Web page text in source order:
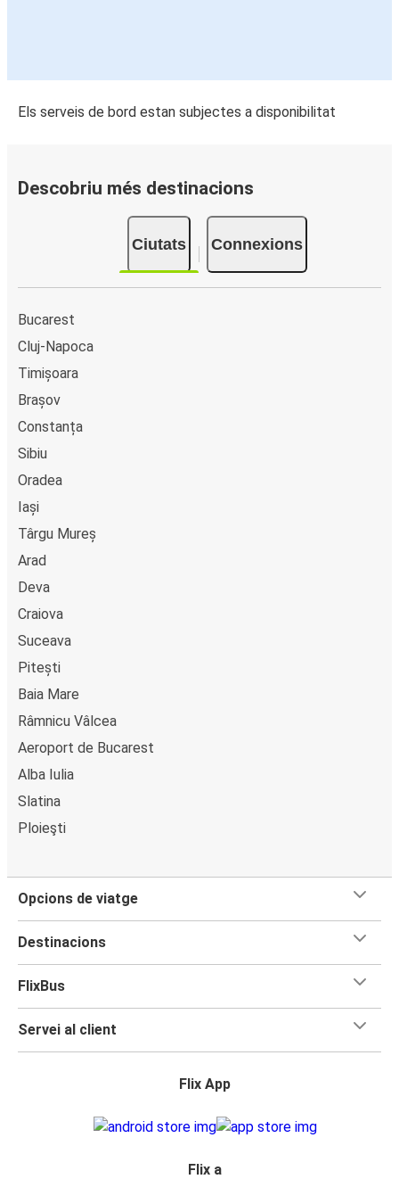
Els serveis de bord estan subjectes a disponibilitat
Descobriu més destinacions
Ciutats Connexions
Bucarest
Cluj-Napoca
Timișoara
Brașov
Constanța
Sibiu
Oradea
Iași
Târgu Mureș
Arad
Deva
Craiova
Suceava
Pitești
Baia Mare
Râmnicu Vâlcea
Aeroport de Bucarest
Alba Iulia
Slatina
Ploieşti
Opcions de viatge
Destinacions
FlixBus
Servei al client
Flix App
Flix a